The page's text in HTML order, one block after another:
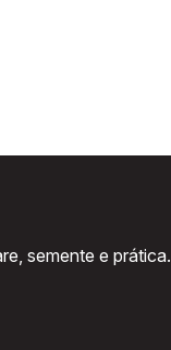
semente e prática.